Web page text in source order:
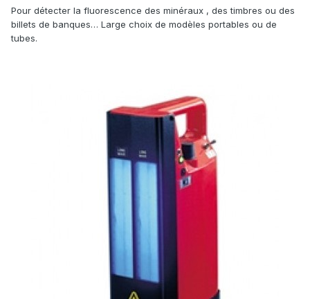
Pour détecter la fluorescence des minéraux , des timbres ou des
billets de banques… Large choix de modèles portables ou de
tubes.